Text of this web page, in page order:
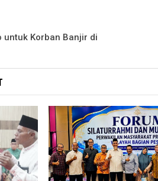
untuk Korban Banjir di